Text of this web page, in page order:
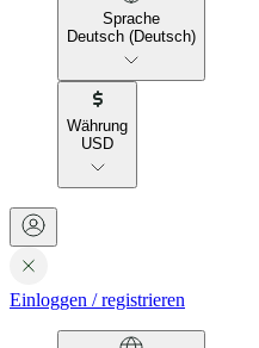
Sprache
Deutsch (Deutsch)
Währung
USD
Einloggen /registrieren